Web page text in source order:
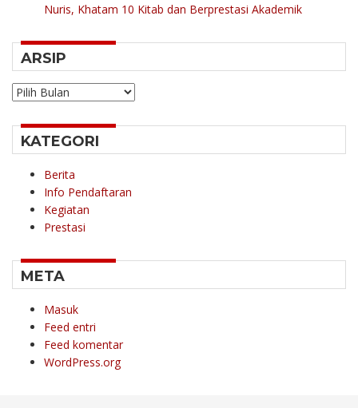
Nuris, Khatam 10 Kitab dan Berprestasi Akademik
ARSIP
Arsip
KATEGORI
Berita
Info Pendaftaran
Kegiatan
Prestasi
META
Masuk
Feed entri
Feed komentar
WordPress.org